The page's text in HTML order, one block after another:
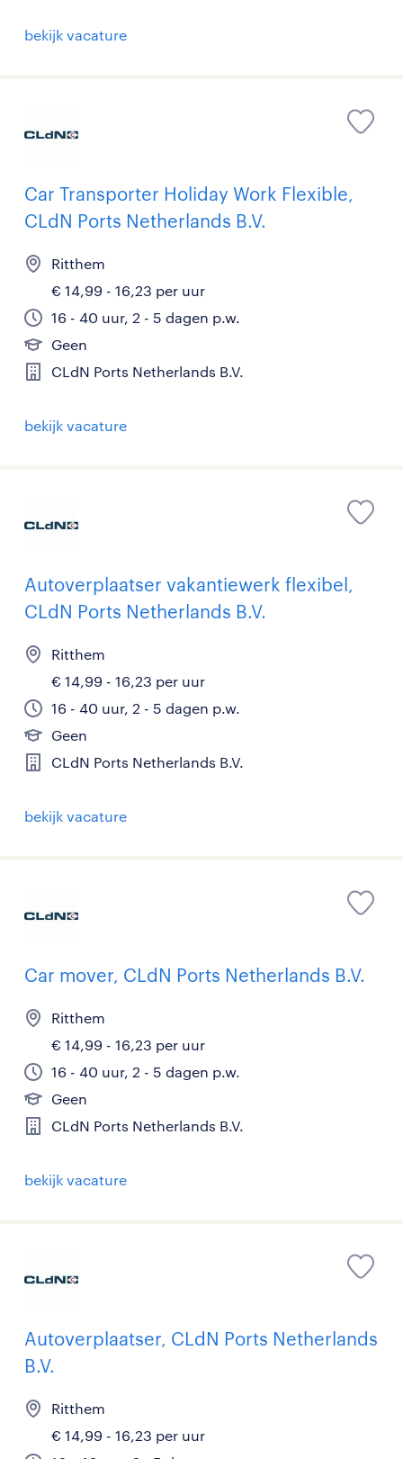
bekijk vacature
Car Transporter Holiday Work Flexible,
CLdN Ports Netherlands B.V.
Ritthem
€ 14,99 - 16,23 per uur
16 - 40 uur, 2 - 5 dagen p.w.
Geen
CLdN Ports Netherlands B.V.
bekijk vacature
Autoverplaatser vakantiewerk flexibel,
CLdN Ports Netherlands B.V.
Ritthem
€ 14,99 - 16,23 per uur
16 - 40 uur, 2 - 5 dagen p.w.
Geen
CLdN Ports Netherlands B.V.
bekijk vacature
Car mover, CLdN Ports Netherlands B.V.
Ritthem
€ 14,99 - 16,23 per uur
16 - 40 uur, 2 - 5 dagen p.w.
Geen
CLdN Ports Netherlands B.V.
bekijk vacature
Autoverplaatser, CLdN Ports Netherlands
B.V.
Ritthem
€ 14,99 - 16,23 per uur